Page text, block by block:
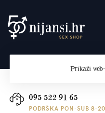
Preskoči
na
Skoči
do
Plaćanje i dostava
Prikaži
095 522 91 65
PODRŠKA PON-SUB 8-